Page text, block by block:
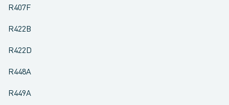
R407F
R422B
R422D
R448A
R449A